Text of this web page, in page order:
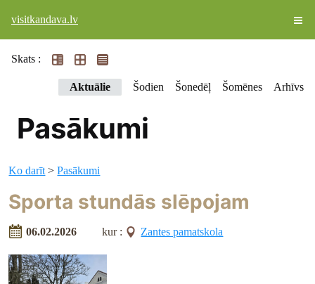
visitkandava.lv
Skats :
Aktuālie Šodien Šonedēļ Šomēnes Arhīvs
Pasākumi
Ko darīt >Pasākumi
Sporta stundās slēpojam
06.02.2026 kur : Zantes pamatskola